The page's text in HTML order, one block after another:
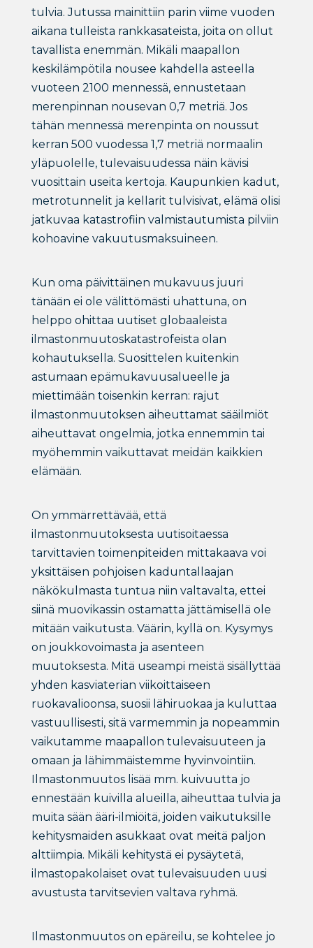
tulvia. Jutussa mainittiin parin viime vuoden
aikana tulleista rankkasateista, joita on ollut
tavallista enemmän. Mikäli maapallon
keskilämpötila nousee kahdella asteella
vuoteen 2100 mennessä, ennustetaan
merenpinnan nousevan 0,7 metriä. Jos
tähän mennessä merenpinta on noussut
kerran 500 vuodessa 1,7 metriä normaalin
yläpuolelle, tulevaisuudessa näin kävisi
vuosittain useita kertoja. Kaupunkien kadut,
metrotunnelit ja kellarit tulvisivat, elämä olisi
jatkuvaa katastrofiin valmistautumista pilviin
kohoavine vakuutusmaksuineen.
Kun oma päivittäinen mukavuus juuri
tänään ei ole välittömästi uhattuna, on
helppo ohittaa uutiset globaaleista
ilmastonmuutoskatastrofeista olan
kohautuksella. Suosittelen kuitenkin
astumaan epämukavuusalueelle ja
miettimään toisenkin kerran: rajut
ilmastonmuutoksen aiheuttamat sääilmiöt
aiheuttavat ongelmia, jotka ennemmin tai
myöhemmin vaikuttavat meidän kaikkien
elämään.
On ymmärrettävää, että
ilmastonmuutoksesta uutisoitaessa
tarvittavien toimenpiteiden mittakaava voi
yksittäisen pohjoisen kaduntallaajan
näkökulmasta tuntua niin valtavalta, ettei
siinä muovikassin ostamatta jättämisellä ole
mitään vaikutusta. Väärin, kyllä on. Kysymys
on joukkovoimasta ja asenteen
muutoksesta. Mitä useampi meistä sisällyttää
yhden kasviaterian viikoittaiseen
ruokavalioonsa, suosii lähiruokaa ja kuluttaa
vastuullisesti, sitä varmemmin ja nopeammin
vaikutamme maapallon tulevaisuuteen ja
omaan ja lähimmäistemme hyvinvointiin.
Ilmastonmuutos lisää mm. kuivuutta jo
ennestään kuivilla alueilla, aiheuttaa tulvia ja
muita sään ääri-ilmiöitä, joiden vaikutuksille
kehitysmaiden asukkaat ovat meitä paljon
alttiimpia. Mikäli kehitystä ei pysäytetä,
ilmastopakolaiset ovat tulevaisuuden uusi
avustusta tarvitsevien valtava ryhmä.
Ilmastonmuutos on epäreilu, se kohtelee jo